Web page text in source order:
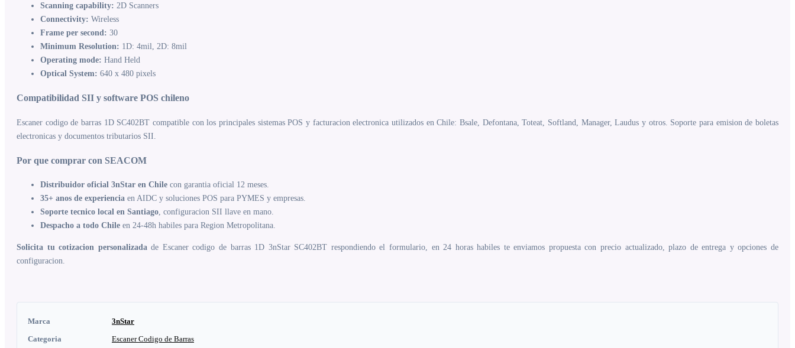
Scanning capability: 2D Scanners
Connectivity: Wireless
Frame per second: 30
Minimum Resolution: 1D: 4mil, 2D: 8mil
Operating mode: Hand Held
Optical System: 640 x 480 pixels
Compatibilidad SII y software POS chileno
Escaner codigo de barras 1D SC402BT compatible con los principales sistemas POS y facturacion electronica utilizados en Chile: Bsale, Defontana, Toteat, Softland, Manager, Laudus y otros. Soporte para emision de boletas
electronicas y documentos tributarios SII.
Por que comprar con SEACOM
Distribuidor oficial 3nStar en Chile con garantia oficial 12 meses.
35+ anos de experiencia en AIDC y soluciones POS para PYMES y empresas.
Soporte tecnico local en Santiago, configuracion SII llave en mano.
Despacho a todo Chile en 24-48h habiles para Region Metropolitana.
Solicita tu cotizacion personalizadade Escaner codigo de barras 1D 3nStar SC402BT respondiendo el formulario, en 24 horas habiles te enviamos propuesta con precio actualizado, plazo de entrega y opciones de
configuracion.
Marca
3nStar
Categoria
Escaner Codigo de Barras